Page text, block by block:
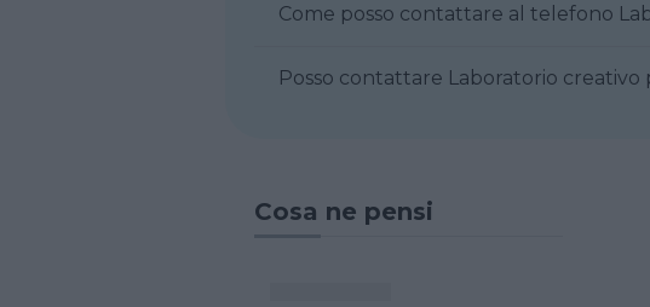
Come posso contattare al telefono
Posso contattare Laboratorio
Cosa ne pensi